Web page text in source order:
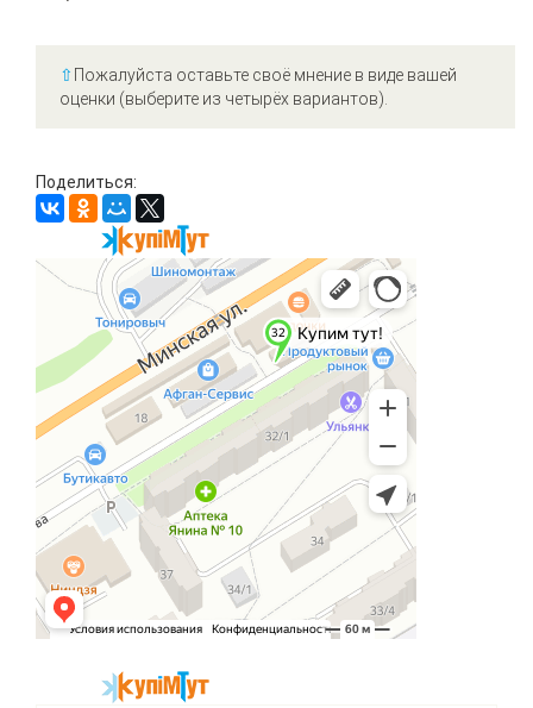
⇧ Пожалуйста оставьте своё мнение в виде вашей
оценки (выберите из четырёх вариантов).
Поделиться: